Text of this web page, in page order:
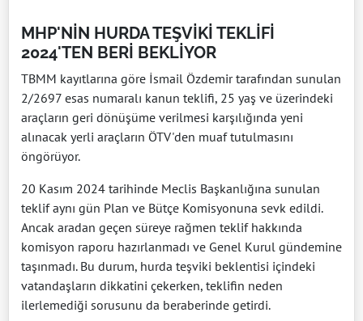
MHP'NİN HURDA TEŞVİKİ TEKLİFİ
2024'TEN BERİ BEKLİYOR
TBMM kayıtlarına göre İsmail Özdemir tarafından sunulan
2/2697 esas numaralı kanun teklifi, 25 yaş ve üzerindeki
araçların geri dönüşüme verilmesi karşılığında yeni
alınacak yerli araçların ÖTV'den muaf tutulmasını
öngörüyor.
20 Kasım 2024 tarihinde Meclis Başkanlığına sunulan
teklif aynı gün Plan ve Bütçe Komisyonuna sevk edildi.
Ancak aradan geçen süreye rağmen teklif hakkında
komisyon raporu hazırlanmadı ve Genel Kurul gündemine
taşınmadı. Bu durum, hurda teşviki beklentisi içindeki
vatandaşların dikkatini çekerken, teklifin neden
ilerlemediği sorusunu da beraberinde getirdi.